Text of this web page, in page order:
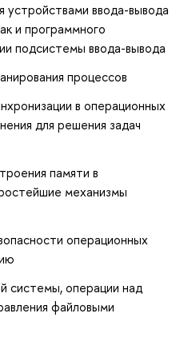
устройствами ввода-вывода
и программного
подсистемы ввода-вывода
процессов
в операционных
для решения задач
памяти в
механизмы
операционных
системы, операции над
файловыми